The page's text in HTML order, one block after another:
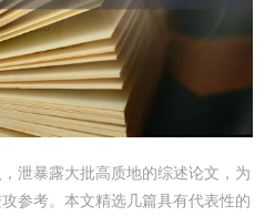
泄暴露大批高质地的综述论文，为
参考。本文精选几篇具有代表性的